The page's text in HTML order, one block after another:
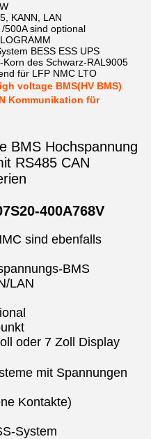
KANN, LAN
/500A sind optional
BESS ESS UPS
Korn des Schwarz-RAL9005
für LFP NMC LTO
voltage BMS(HV BMS)
Kommunikation für
BMS Hochspannung
RS485 CAN
400A768V
sind ebenfalls
BMS
LAN
oder 7 Zoll Display
mit Spannungen
Kontakte)
System